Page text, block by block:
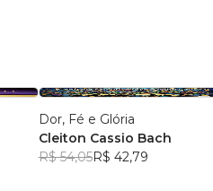
Dor, Fé e Glória
Cleiton Cassio Bach
R$ 54,05R$ 42,79